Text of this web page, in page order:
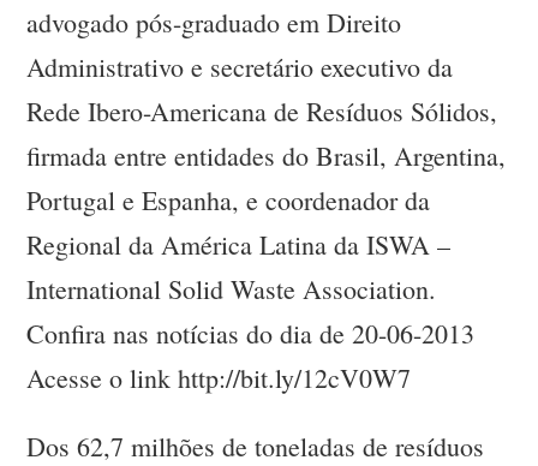
advogado pós-graduado em Direito
Administrativo e secretário executivo da
Rede Ibero-Americana de Resíduos Sólidos,
firmada entre entidades do Brasil, Argentina,
Portugal e Espanha, e coordenador da
Regional da América Latina da ISWA –
International Solid Waste Association.
Confira nas notícias do dia de 20-06-2013
Acesse o link http://bit.ly/12cV0W7
Dos 62,7 milhões de toneladas de resíduos